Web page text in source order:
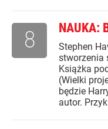
NAUKA:
Stephen
stworzenia
Książka
(Wielki
będzie
autor.
8